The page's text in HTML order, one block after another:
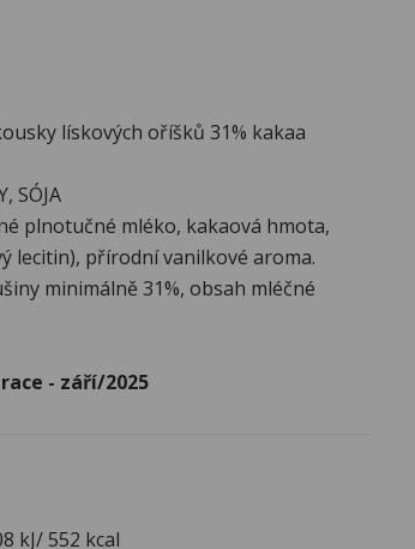
lískových oříšků 31% kakaa
SÓJA
plnotučné mléko, kakaová hmota,
lecitin), přírodní vanilkové aroma.
minimálně 31%, obsah mléčné
- září/2025
kJ/ 552 kcal